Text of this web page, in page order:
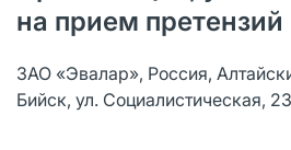
на прием претензий
ЗАО «Эвалар», Россия,
Бийск, ул. Социалистическая,